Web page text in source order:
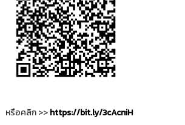
ค
ลั
ง
ข้
อ
มู
ง
หรือคลิก >>https://bit.ly/3cAcniH